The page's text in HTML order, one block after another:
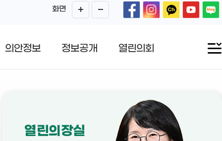
화면
의안정보 정보공개 열린의회
열린의장실